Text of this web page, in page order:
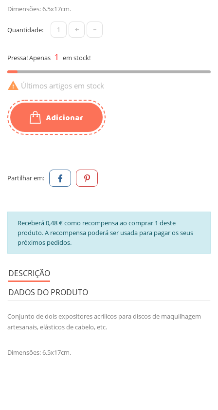
Dimensões: 6.5x17cm.
Quantidade: + -
Pressa! Apenas 1 em stock!
 Últimos artigos em stock
Adicionar
Partilhar em:
Receberá 0,48 € como recompensa ao comprar 1 deste
produto. A recompensa poderá ser usada para pagar os seus
próximos pedidos.
DESCRIÇÃO
DADOS DO PRODUTO
Conjunto de dois expositores acrílicos para discos de maquilhagem
artesanais, elásticos de cabelo, etc.
Dimensões: 6.5x17cm.